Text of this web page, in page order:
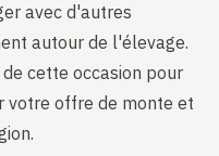
avec d'autres
autour de l'élevage.
cette occasion pour
votre offre de monte et